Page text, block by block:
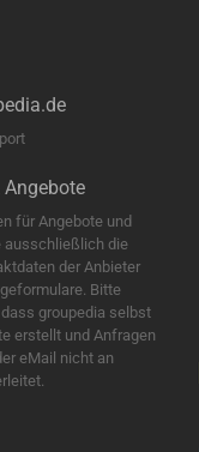
für Angebote und
ausschließlich die
der Anbieter
Bitte
groupedia selbst
erstellt und Anfragen
eMail nicht an